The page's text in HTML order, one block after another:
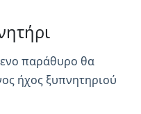
παράθυρο θα
ήχος ξυπνητηριού